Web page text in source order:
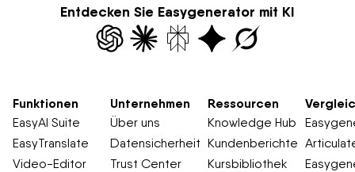
Funktionen an.Entdecken Sie Easygenerator mit KI
Funktionen
EasyAI Suite
EasyTranslate
Video-Editor
Unternehmen
Über uns
Datensicherheit
Trust Center
Ressourcen
Knowledge Hub
Kundenberichte
Kursbibliothek